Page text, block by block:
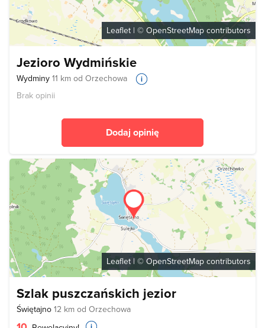
Leaflet | © OpenStreetMap contributors
Jezioro Wydmińskie
Wydminy 11 km od Orzechowa
Brak opinii
Dodaj opinię
Leaflet| © OpenStreetMap contributors
Szlak puszczańskich jezior
Świętajno 12 km od Orzechowa